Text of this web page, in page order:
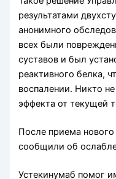
результатами
анонимного
всех были
суставов и был
реактивного белка,
воспалении. Никто
эффекта от текущей
После приема
сообщили об
Устекинумаб помог